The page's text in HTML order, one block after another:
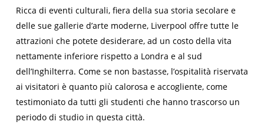
Ricca di eventi culturali, fiera della sua storia secolare e
delle sue gallerie d’arte moderne, Liverpool offre tutte le
attrazioni che potete desiderare, ad un costo della vita
nettamente inferiore rispetto a Londra e al sud
dell’Inghilterra. Come se non bastasse, l’ospitalità riservata
ai visitatori è quanto più calorosa e accogliente, come
testimoniato da tutti gli studenti che hanno trascorso un
periodo di studio in questa città.